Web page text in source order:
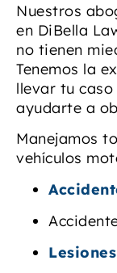
Nuestros
en DiBella
no tienen
Tenemos la
llevar tu
ayudarte a
Manejamos
vehículos